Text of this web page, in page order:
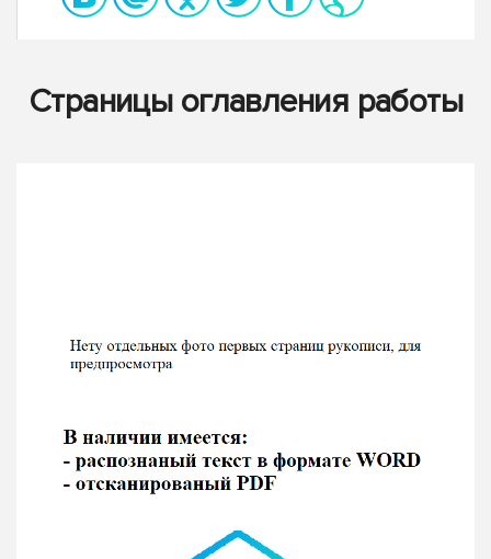
Страницы оглавления работы